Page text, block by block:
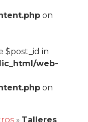
on
$post_id in
web-
on
» Talleres